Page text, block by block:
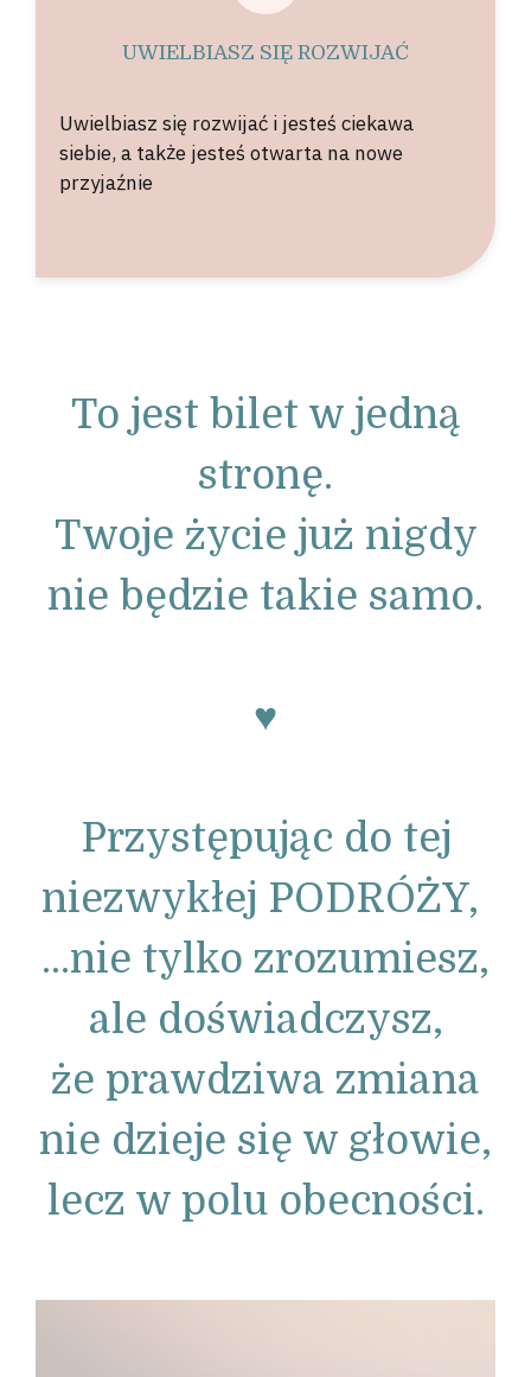
UWIELBIASZ SIĘ ROZWIJAĆ
Uwielbiasz się rozwijać i jesteś ciekawa
siebie, a także jesteś otwarta na nowe
przyjaźnie
To jest bilet w jedną
stronę.
Twoje życie już nigdy
nie będzie takie samo.
♥
Przystępując do tej
niezwykłej PODRÓŻY,
...nie tylko zrozumiesz,
ale doświadczysz,
że prawdziwa zmiana
nie dzieje się w głowie,
lecz w polu obecności.